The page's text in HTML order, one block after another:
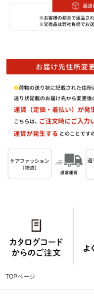
TOPページ